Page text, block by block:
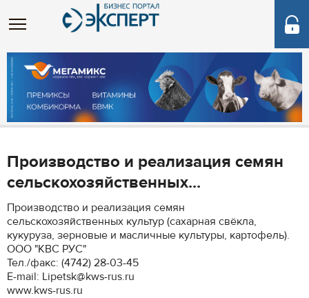
Производство и реализация семян
сельскохозяйственных...
Производство и реализация семян
сельскохозяйственных культур (сахарная свёкла,
кукуруза, зерновые и масличные культуры, картофель).
ООО "КВС РУС"
Тел./факс: (4742) 28-03-45
E-mail: Lipetsk@kws-rus.ru
www.kws-rus.ru